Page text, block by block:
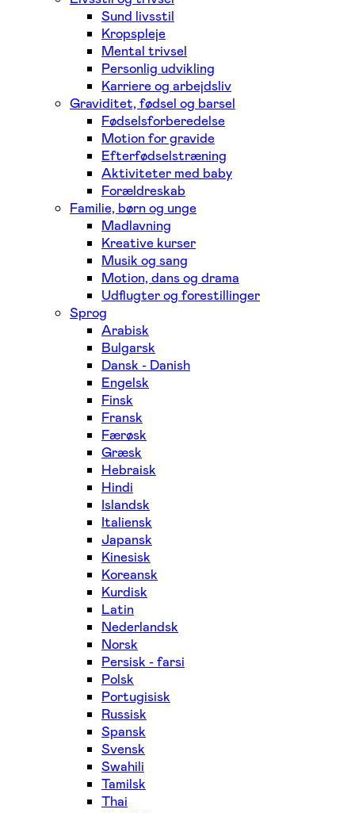
Sund livsstil
Kropspleje
Mental trivsel
Personlig udvikling
Karriere og arbejdsliv
Graviditet, fødsel og barsel
Fødselsforberedelse
Motion for gravide
Efterfødselstræning
Aktiviteter med baby
Forældreskab
Familie, børn og unge
Madlavning
Kreative kurser
Musik og sang
Motion, dans og drama
Udflugter og forestillinger
Sprog
Arabisk
Bulgarsk
Dansk - Danish
Engelsk
Finsk
Fransk
Færøsk
Græsk
Hebraisk
Hindi
Islandsk
Italiensk
Japansk
Kinesisk
Koreansk
Kurdisk
Latin
Nederlandsk
Norsk
Persisk - farsi
Polsk
Portugisisk
Russisk
Spansk
Svensk
Swahili
Tamilsk
Thai